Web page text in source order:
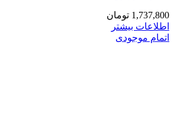
1,737,800 تومان
اطلاعات بیشتر
اتمام موجودی